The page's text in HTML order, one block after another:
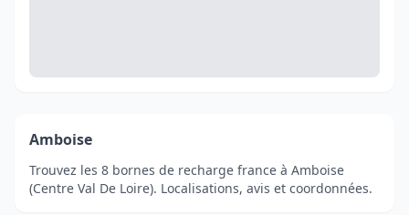
Amboise
Trouvez les 8 bornes de recharge france à Amboise
(Centre Val De Loire). Localisations, avis et coordonnées.